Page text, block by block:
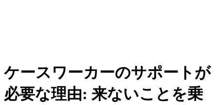
ケースワーカーのサポートが
必要な理由: 来ないことを乗